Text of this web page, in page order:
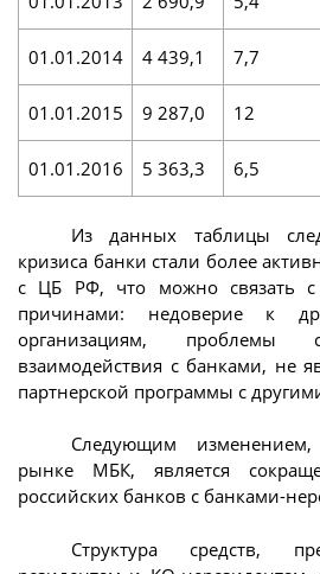
01.01.2014 4 439,1 7,7
01.01.2015 9 287,0 12
01.01.2016 5 363,3 6,5
Из данных таблицы
кризиса банки стали более
с ЦБ РФ, что можно связать с
причинами: недоверие к
организациям, проблемы
взаимодействия с банками, не
партнерской программы с
Следующим
рынке МБК, является
российских банков с банками-
Структура средств,